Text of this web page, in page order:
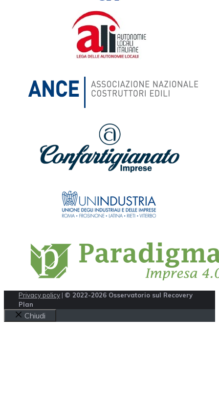
Privacy policy | © 2022-2026 Osservatorio sul Recovery
Plan
Chiudi